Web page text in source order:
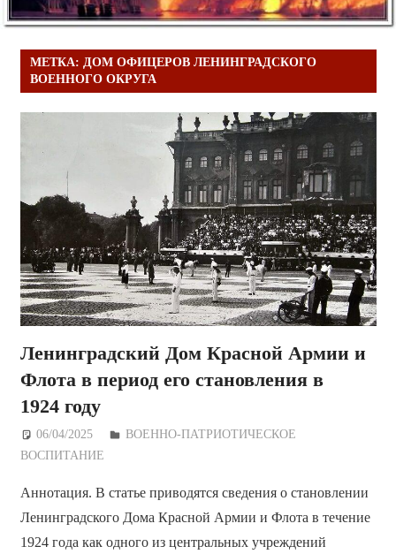
МЕТКА: ДОМ ОФИЦЕРОВ ЛЕНИНГРАДСКОГО
ВОЕННОГО ОКРУГА
Ленинградский Дом Красной Армии и
Флота в период его становления в
1924 году
06/04/2025 Дежурный по Редакции
ВОЕННО-ПАТРИОТИЧЕСКОЕ
ВОСПИТАНИЕ
Аннотация. В статье приводятся сведения о становлении
Ленинградского Дома Красной Армии и Флота в течение
1924 года как одного из центральных учреждений